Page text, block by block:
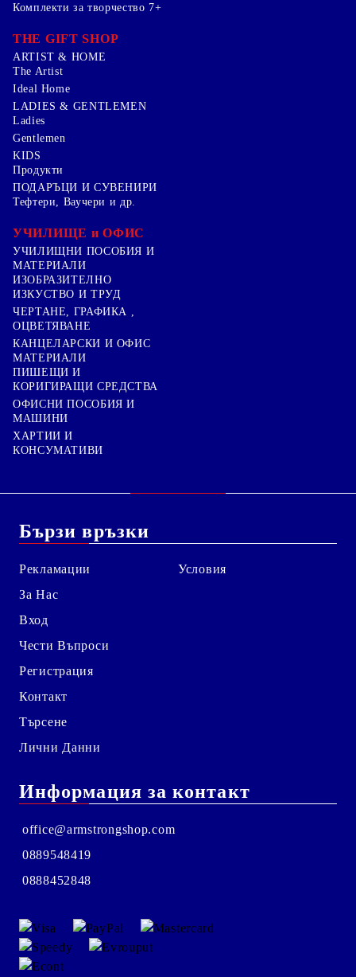
Комплекти за творчество 7+
THE GIFT SHOP
ARTIST & HOME
The Artist
Ideal Home
LADIES & GENTLEMEN
Ladies
Gentlemen
KIDS
Продукти
ПОДАРЪЦИ И СУВЕНИРИ
Тефтери, Ваучери и др.
УЧИЛИЩЕ и ОФИС
УЧИЛИЩНИ ПОСОБИЯ И
МАТЕРИАЛИ
ИЗОБРАЗИТЕЛНО
ИЗКУСТВО И ТРУД
ЧЕРТАНЕ, ГРАФИКА ,
ОЦВЕТЯВАНЕ
КАНЦЕЛАРСКИ И ОФИС
МАТЕРИАЛИ
ПИШЕЩИ И
КОРИГИРАЩИ СРЕДСТВА
ОФИСНИ ПОСОБИЯ И
МАШИНИ
ХАРТИИ И
КОНСУМАТИВИ
Бързи връзки
Рекламации
За Нас
Вход
Чести Въпроси
Регистрация
Контакт
Търсене
Лични Данни
Условия
Информация за контакт
office@armstrongshop.com
0889548419
0888452848